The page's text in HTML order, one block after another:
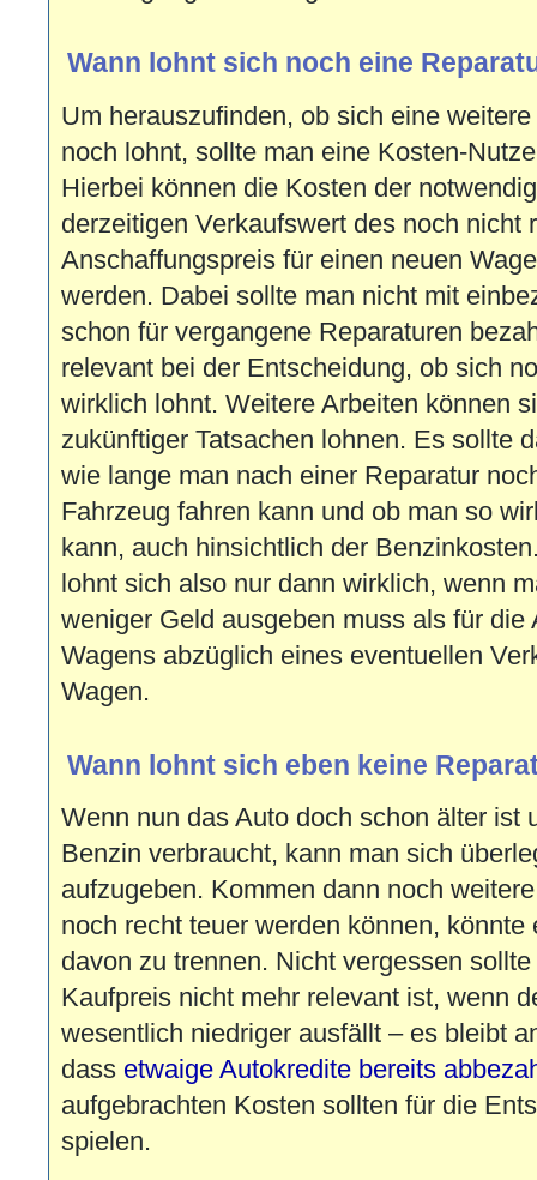
Wann lohnt sich noch eine
Um herauszufinden, ob sich eine
noch lohnt, sollte man eine Kosten-
Hierbei können die Kosten der
derzeitigen Verkaufswert des noch nicht
Anschaffungspreis für einen neuen
werden. Dabei sollte man nicht mit
schon für vergangene Reparaturen
relevant bei der Entscheidung, ob sich
wirklich lohnt. Weitere Arbeiten können
zukünftiger Tatsachen lohnen. Es sollte
wie lange man nach einer Reparatur
Fahrzeug fahren kann und ob man so
kann, auch hinsichtlich der
lohnt sich also nur dann wirklich, wenn
weniger Geld ausgeben muss als für
Wagens abzüglich eines eventuellen
Wagen.
Wann lohnt sich eben keine
Wenn nun das Auto doch schon älter ist
Benzin verbraucht, kann man sich
aufzugeben. Kommen dann noch
noch recht teuer werden können,
davon zu trennen. Nicht vergessen
Kaufpreis nicht mehr relevant ist, wenn
wesentlich niedriger ausfällt – es bleibt
dass etwaige Autokredite bereits
aufgebrachten Kosten sollten für die
spielen.